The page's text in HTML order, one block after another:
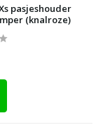
pasjeshouder
(knalroze)